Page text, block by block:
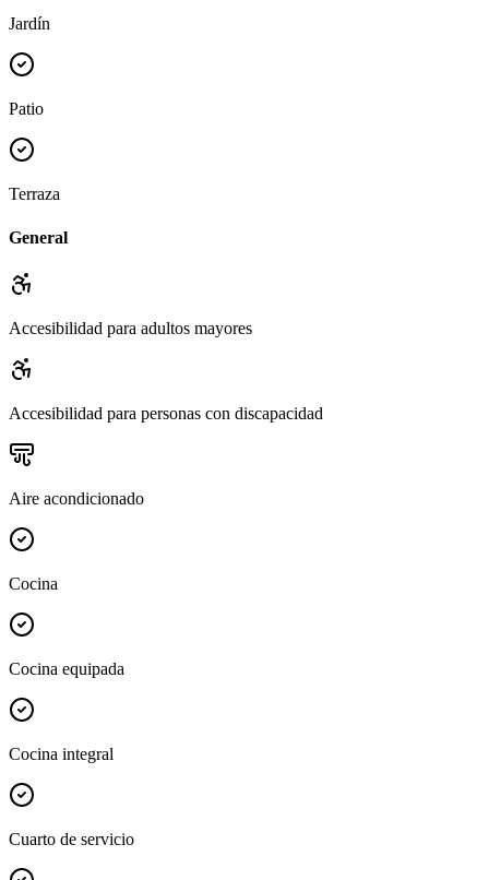
Jardín
Patio
Terraza
General
Accesibilidad para adultos mayores
Accesibilidad para personas con discapacidad
Aire acondicionado
Cocina
Cocina equipada
Cocina integral
Cuarto de servicio